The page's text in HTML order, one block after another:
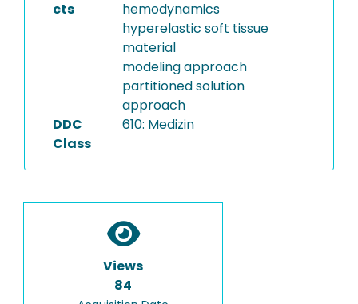
cts
hemodynamics
hyperelastic soft tissue
material
modeling approach
partitioned solution
approach
DDC
Class
610: Medizin
Views
84